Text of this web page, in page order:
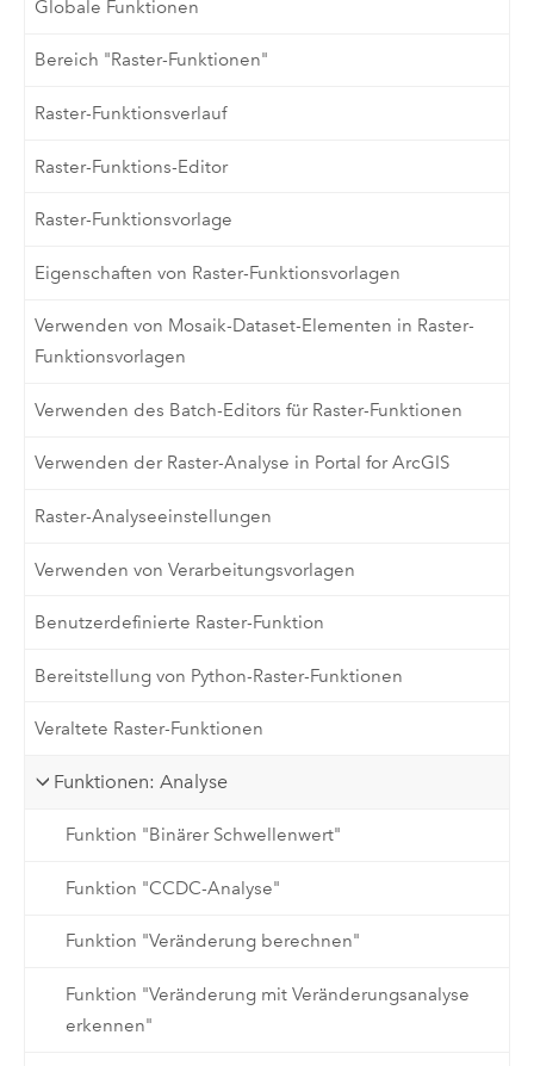
Globale Funktionen
Bereich "Raster-Funktionen"
Raster-Funktionsverlauf
Raster-Funktions-Editor
Raster-Funktionsvorlage
Eigenschaften von Raster-Funktionsvorlagen
Verwenden von Mosaik-Dataset-Elementen in Raster-
Funktionsvorlagen
Verwenden des Batch-Editors für Raster-Funktionen
Verwenden der Raster-Analyse in Portal for ArcGIS
Raster-Analyseeinstellungen
Verwenden von Verarbeitungsvorlagen
Benutzerdefinierte Raster-Funktion
Bereitstellung von Python-Raster-Funktionen
Veraltete Raster-Funktionen
Funktionen: Analyse
Funktion "Binärer Schwellenwert"
Funktion "CCDC-Analyse"
Funktion "Veränderung berechnen"
Funktion "Veränderung mit Veränderungsanalyse
erkennen"